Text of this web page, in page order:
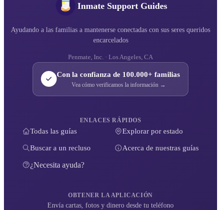
Inmate Support Guides
Ayudando a las familias a mantenerse conectadas con sus seres queridos
encarcelados
Penmate, Inc. · Los Angeles, CA
Con la confianza de 100.000+ familias
Vea cómo verificamos la información →
ENLACES RÁPIDOS
Todas las guías Explorar por estado
Buscar a un recluso Acerca de nuestras guías
¿Necesita ayuda?
OBTENER LA APLICACIÓN
Envía cartas, fotos y dinero desde tu teléfono